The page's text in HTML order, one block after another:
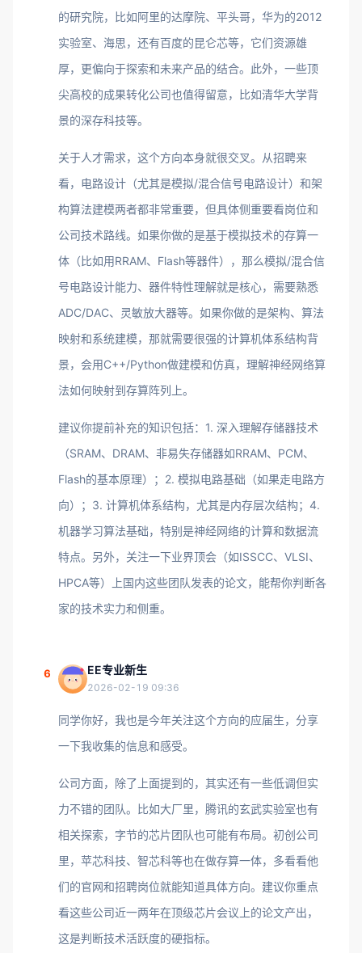
的研究院，比如阿里的达摩院、平头哥，华为的2012
实验室、海思，还有百度的昆仑芯等，它们资源雄
厚，更偏向于探索和未来产品的结合。此外，一些顶
尖高校的成果转化公司也值得留意，比如清华大学背
景的深存科技等。
关于人才需求，这个方向本身就很交叉。从招聘来
看，电路设计（尤其是模拟/混合信号电路设计）和架
构算法建模两者都非常重要，但具体侧重要看岗位和
公司技术路线。如果你做的是基于模拟技术的存算一
体（比如用RRAM、Flash等器件），那么模拟/混合信
号电路设计能力、器件特性理解就是核心，需要熟悉
ADC/DAC、灵敏放大器等。如果你做的是架构、算法
映射和系统建模，那就需要很强的计算机体系结构背
景，会用C++/Python做建模和仿真，理解神经网络算
法如何映射到存算阵列上。
建议你提前补充的知识包括：1. 深入理解存储器技术
（SRAM、DRAM、非易失存储器如RRAM、PCM、
Flash的基本原理）；2. 模拟电路基础（如果走电路方
向）；3. 计算机体系结构，尤其是内存层次结构；4.
机器学习算法基础，特别是神经网络的计算和数据流
特点。另外，关注一下业界顶会（如ISSCC、VLSI、
HPCA等）上国内这些团队发表的论文，能帮你判断各
家的技术实力和侧重。
6 EE专业新生
2026-02-19 09:36
同学你好，我也是今年关注这个方向的应届生，分享
一下我收集的信息和感受。
公司方面，除了上面提到的，其实还有一些低调但实
力不错的团队。比如大厂里，腾讯的玄武实验室也有
相关探索，字节的芯片团队也可能有布局。初创公司
里，苹芯科技、智芯科等也在做存算一体，多看看他
们的官网和招聘岗位就能知道具体方向。建议你重点
看这些公司近一两年在顶级芯片会议上的论文产出，
这是判断技术活跃度的硬指标。